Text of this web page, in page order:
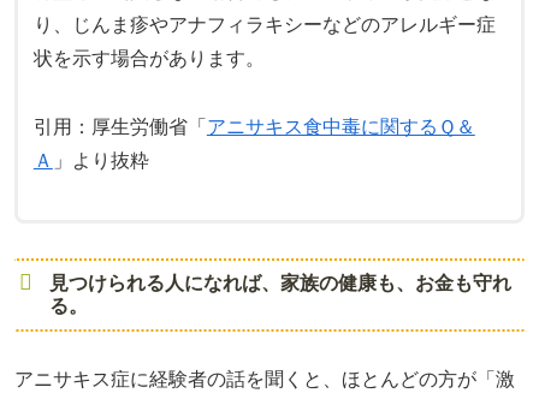
り、じんま疹やアナフィラキシーなどのアレルギー症
状を示す場合があります。
引用：厚生労働省「 アニサキス食中毒に関するＱ＆
Ａ 」より抜粋
見つけられる人になれば、家族の健康も、お金も守れ
る。
アニサキス症に経験者の話を聞くと、ほとんどの方が「激